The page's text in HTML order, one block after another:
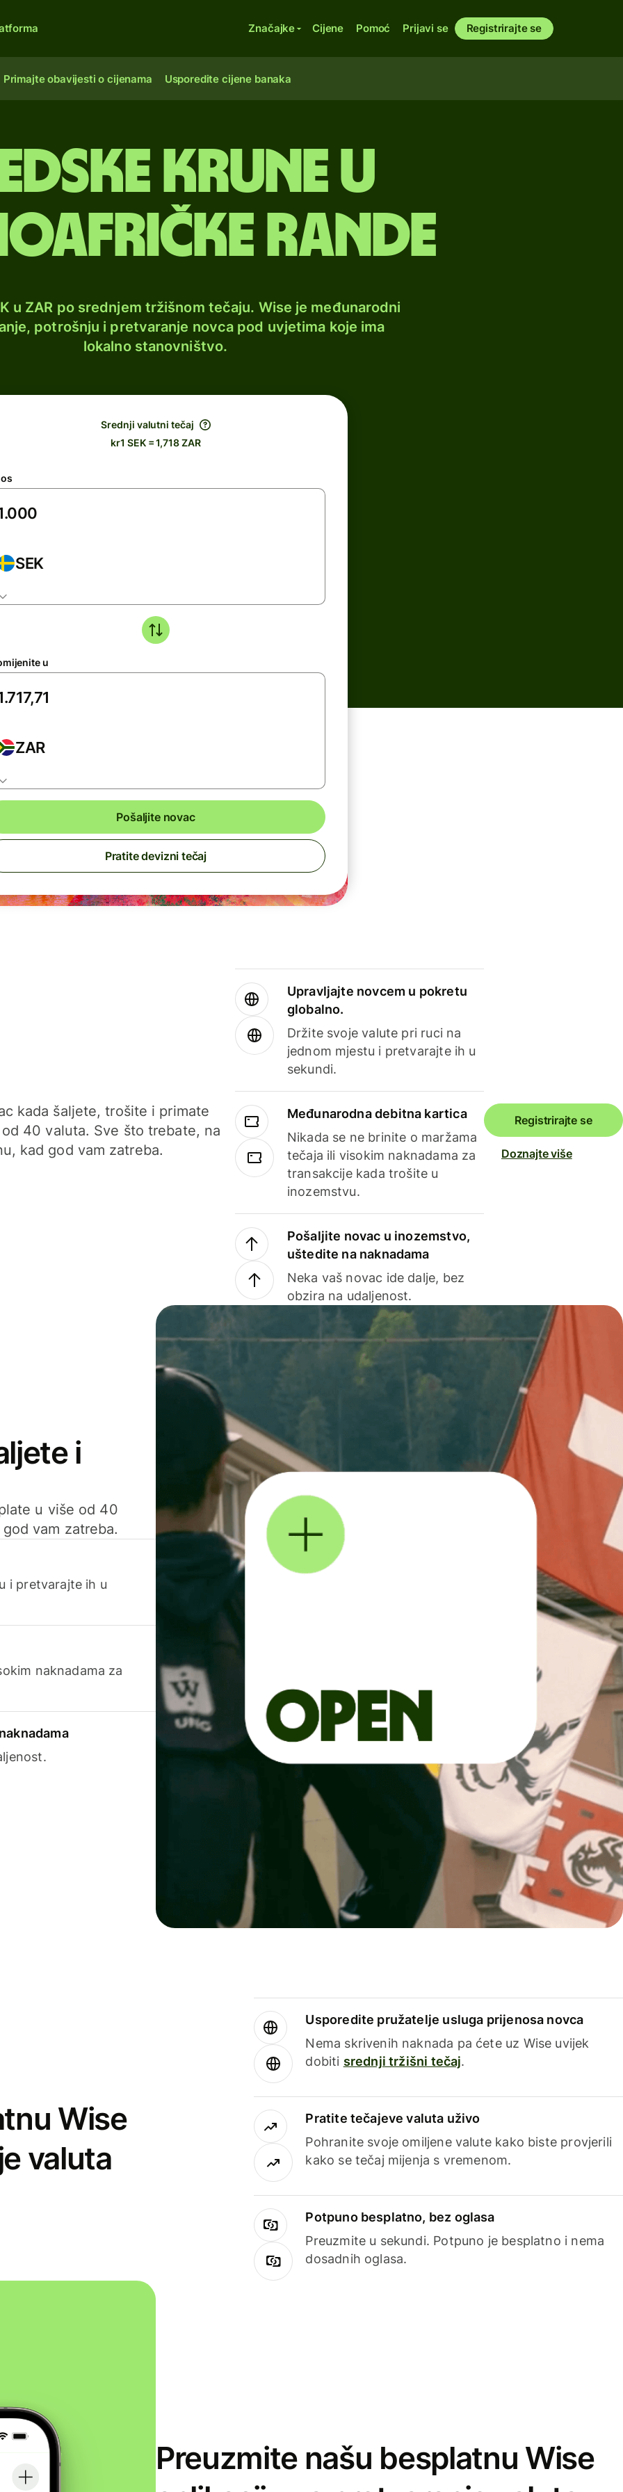
Značajke Cijene Pomoć Prijavi se Registrirajte se
Primajte obavijesti o cijenama Usporedite cijene banaka
krune u
rande
u ZAR po srednjem tržišnom tečaju. Wise je međunarodni
potrošnju i pretvaranje novca pod uvjetima koje ima
lokalno stanovništvo.
Srednji valutni tečaj
kr1 SEK = 1,718 ZAR
SEK
u
ZAR
Pošaljite novac
Pratite devizni tečaj
kada šaljete, trošite i primate
40 valuta. Sve što trebate, na
kad god vam zatreba.
Upravljajte novcem u pokretu
globalno.
Držite svoje valute pri ruci na
jednom mjestu i pretvarajte ih u
sekundi.
Međunarodna debitna kartica
Nikada se ne brinite o maržama
tečaja ili visokim naknadama za
transakcije kada trošite u
inozemstvu.
Pošaljite novac u inozemstvo,
uštedite na naknadama
Neka vaš novac ide dalje, bez
obzira na udaljenost.
Registrirajte se
Doznajte više
i
u više od 40
vam zatreba.
i pretvarajte ih u
naknadama za
Wise
valuta
Usporedite pružatelje usluga prijenosa novca
Nema skrivenih naknada pa ćete uz Wise uvijek
dobiti srednji tržišni tečaj.
Pratite tečajeve valuta uživo
Pohranite svoje omiljene valute kako biste provjerili
kako se tečaj mijenja s vremenom.
Potpuno besplatno, bez oglasa
Preuzmite u sekundi. Potpuno je besplatno i nema
dosadnih oglasa.
Preuzmite našu besplatnu Wise